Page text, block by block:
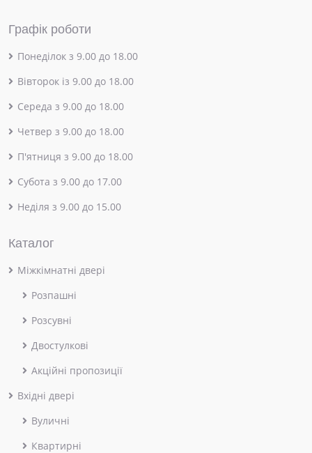
Графік роботи
Понеділок з 9.00 до 18.00
Вівторок із 9.00 до 18.00
Середа з 9.00 до 18.00
Четвер з 9.00 до 18.00
П'ятниця з 9.00 до 18.00
Субота з 9.00 до 17.00
Неділя з 9.00 до 15.00
Каталог
Міжкімнатні двері
Розпашні
Розсувні
Двостулкові
Акційні пропозиції
Вхідні двері
Вуличні
Квартирні